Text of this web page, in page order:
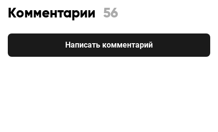
Комментарии 56
Написать комментарий